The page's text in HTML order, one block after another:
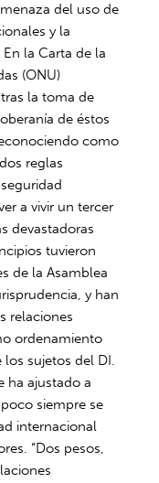
del uso de
y la
la Carta de la
(ONU)
la toma de
de éstos
como
reglas
a vivir un tercer
devastadoras
tuvieron
de la Asamblea
y han
relaciones
ordenamiento
los sujetos del DI.
ha ajustado a
siempre se
internacional
“Dos pesos,